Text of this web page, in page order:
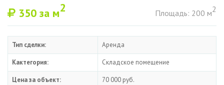
350 за м2 Площадь: 200 м2
Тип сделки: Аренда
Кактегория: Складское помещение
Цена за объект: 70 000 руб.